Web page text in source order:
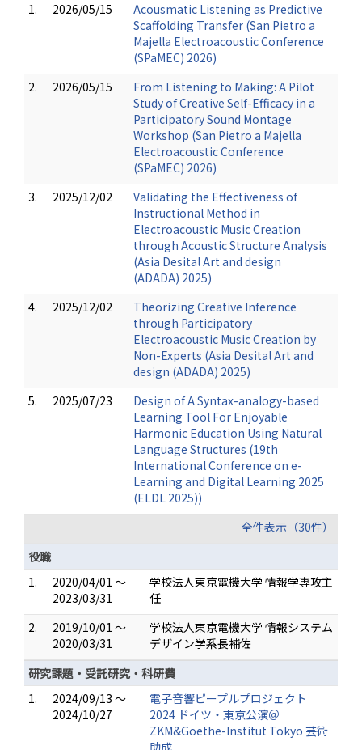
1.
2026/05/15
Acousmatic Listening as Predictive
Scaffolding Transfer (San Pietro a
Majella Electroacoustic Conference
(SPaMEC) 2026)
2.
2026/05/15
From Listening to Making: A Pilot
Study of Creative Self-Efficacy in a
Participatory Sound Montage
Workshop (San Pietro a Majella
Electroacoustic Conference
(SPaMEC) 2026)
3.
2025/12/02
Validating the Effectiveness of
Instructional Method in
Electroacoustic Music Creation
through Acoustic Structure Analysis
(Asia Desital Art and design
(ADADA) 2025)
4.
2025/12/02
Theorizing Creative Inference
through Participatory
Electroacoustic Music Creation by
Non-Experts (Asia Desital Art and
design (ADADA) 2025)
5.
2025/07/23
Design of A Syntax-analogy-based
Learning Tool For Enjoyable
Harmonic Education Using Natural
Language Structures (19th
International Conference on e-
Learning and Digital Learning 2025
(ELDL 2025))
全件表示（30件）
役職
1.
2020/04/01 ～
2023/03/31
学校法人東京電機大学 情報学専攻主
任
2.
2019/10/01 ～
2020/03/31
学校法人東京電機大学 情報システム
デザイン学系長補佐
研究課題・受託研究・科研費
1.
2024/09/13 ～
2024/10/27
電子音響ピープルプロジェクト
2024 ドイツ・東京公演＠
ZKM&Goethe-Institut Tokyo 芸術
助成